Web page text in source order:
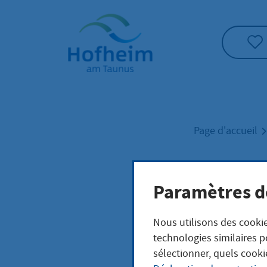
Accueil"
Page d'accueil
15.
samedi, 20. juin
Paramètres
Nous utilisons des
technologies similaires
sélectionner, quels